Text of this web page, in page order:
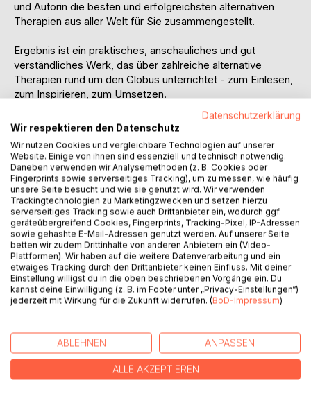
und Autorin die besten und erfolgreichsten alternativen
Therapien aus aller Welt für Sie zusammengestellt.
Ergebnis ist ein praktisches, anschauliches und gut
verständliches Werk, das über zahlreiche alternative
Therapien rund um den Globus unterrichtet - zum Einlesen,
zum Inspirieren, zum Umsetzen.
Sie finden ausführliche Kapitel zu folgenden Themen
- Versöhnung von Schulmedizin und Naturheilkunde
- Wie entsteht Krankheit
- Heilung ist möglich
- Traditionelle Chinesische Medizin
- Akupunktur
- Schamanismus und Krafttiere
- Reiki - Die alte japanische Kunst des Handauflegens
- Heilende Musik aus dem Orient
- Beduinenmedizin
- Räucherwerk aus dem Orient
- Heilpflanzentherapie
- Meditation
..und vieles mehr
Datenschutzerklärung
Wir respektieren den Datenschutz
Wir nutzen Cookies und vergleichbare Technologien auf unserer
Website. Einige von ihnen sind essenziell und technisch notwendig.
Daneben verwenden wir Analysemethoden (z. B. Cookies oder
Fingerprints sowie serverseitiges Tracking), um zu messen, wie häufig
unsere Seite besucht und wie sie genutzt wird. Wir verwenden
Trackingtechnologien zu Marketingzwecken und setzen hierzu
serverseitiges Tracking sowie auch Drittanbieter ein, wodurch ggf.
geräteübergreifend Cookies, Fingerprints, Tracking-Pixel, IP-Adressen
sowie gehashte E-Mail-Adressen genutzt werden. Auf unserer Seite
betten wir zudem Drittinhalte von anderen Anbietern ein (Video-
Plattformen). Wir haben auf die weitere Datenverarbeitung und ein
etwaiges Tracking durch den Drittanbieter keinen Einfluss. Mit deiner
Einstellung willigst du in die oben beschriebenen Vorgänge ein. Du
kannst deine Einwilligung (z. B. im Footer unter „Privacy-Einstellungen“)
jederzeit mit Wirkung für die Zukunft widerrufen. (BoD-Impressum)
ABLEHNEN ANPASSEN
ALLE AKZEPTIEREN